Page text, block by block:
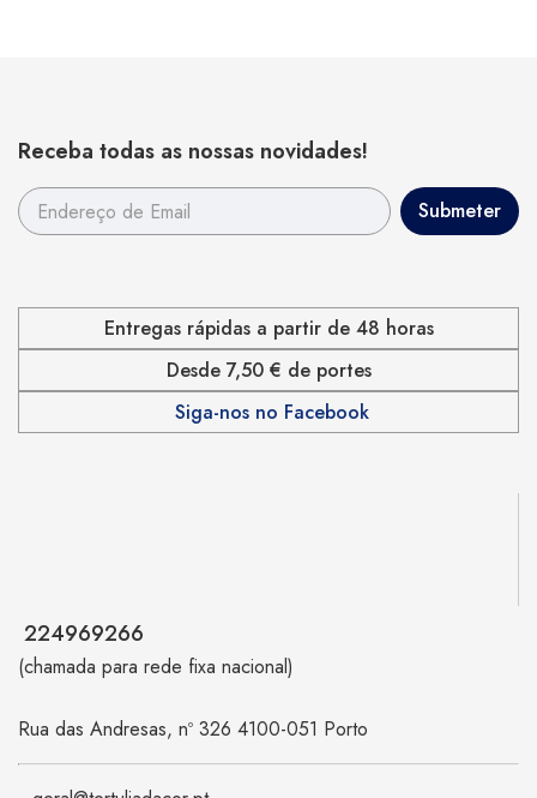
Receba todas as nossas novidades!
Entregas rápidas a partir de 48 horas
Desde 7,50 € de portes
Siga-nos no Facebook
224969266
(chamada para rede fixa nacional)
Rua das Andresas, nº 326 4100-051 Porto